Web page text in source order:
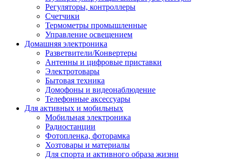
Регуляторы, контроллеры
Счетчики
Термометры промышленные
Управление освещением
Домашняя электроника
Разветвители/Конвертеры
Антенны и цифровые приставки
Электротовары
Бытовая техника
Домофоны и видеонаблюдение
Телефонные аксессуары
Для активных и мобильных
Мобильная электроника
Радиостанции
Фотопленка, фоторамка
Хозтовары и материалы
Для спорта и активного образа жизни